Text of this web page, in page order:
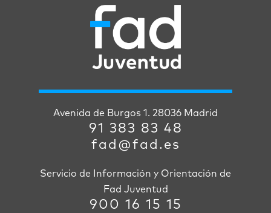
Avenida de Burgos 1. 28036 Madrid
91 383 83 48
fad@fad.es
Servicio de Información y Orientación de
Fad Juventud
900 16 15 15